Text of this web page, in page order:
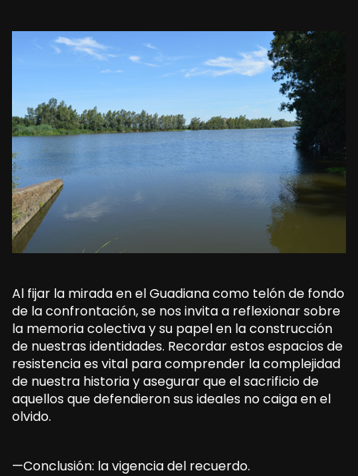
Al fijar la mirada en el Guadiana como telón de fondo
de la confrontación, se nos invita a reflexionar sobre
la memoria colectiva y su papel en la construcción
de nuestras identidades. Recordar estos espacios de
resistencia es vital para comprender la complejidad
de nuestra historia y asegurar que el sacrificio de
aquellos que defendieron sus ideales no caiga en el
olvido.
—Conclusión: la vigencia del recuerdo.